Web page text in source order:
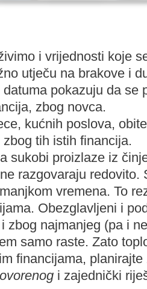
i vrijednosti koje
utječu na brakove i
pokazuju da se
zbog novca.
kućnih poslova,
tih istih financija.
sukobi proizlaze iz
razgovaraju redovito.
vremena. To
Obezglavljeni i
zbog najmanjeg (pa i
samo raste. Zato
financijama, planirajte
i zajednički